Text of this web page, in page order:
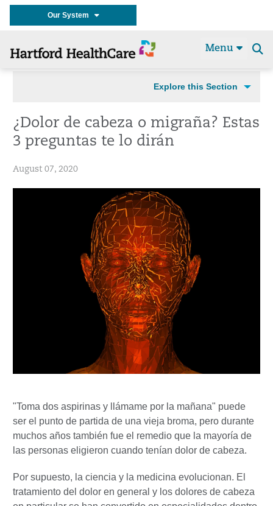
Our System
Menu
Explore this Section
¿Dolor de cabeza o migraña? Estas
3 preguntas te lo dirán
August 07, 2020
"Toma dos aspirinas y llámame por la mañana" puede
ser el punto de partida de una vieja broma, pero durante
muchos años también fue el remedio que la mayoría de
las personas eligieron cuando tenían dolor de cabeza.
Por supuesto, la ciencia y la medicina evolucionan. El
tratamiento del dolor en general y los dolores de cabeza